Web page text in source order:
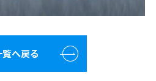
覧へ戻る